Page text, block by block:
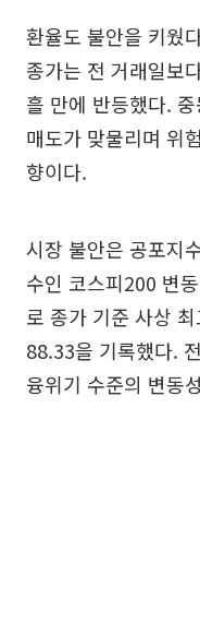
환율도 불안을 키웠
종가는 전 거래일보
흘 만에 반등했다.
매도가 맞물리며 위
향이다.
시장 불안은 공포지
수인 코스피200 변
로 종가 기준 사상
88.33을 기록했다.
융위기 수준의 변동